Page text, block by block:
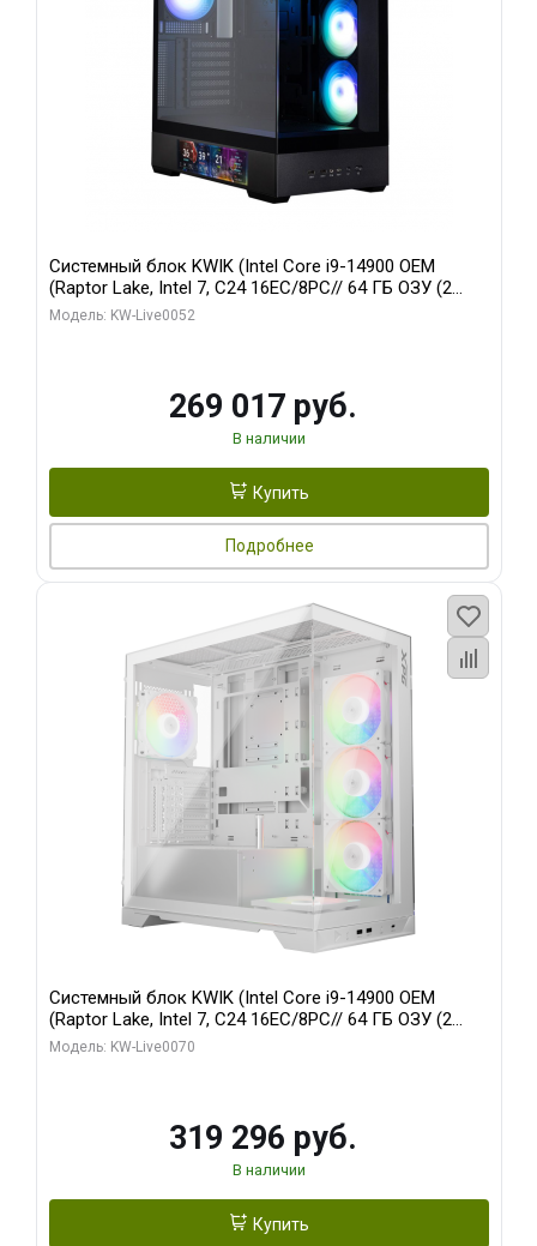
Системный блок KWIK (Intel Core i9-14900 OEM
(Raptor Lake, Intel 7, C24 16EC/8PC// 64 ГБ ОЗУ (2
модуля)/ Palit RTX5080 GAMINGPRO OC 16GB GDDR7
Модель: KW-Live0052
269 017 руб.
В наличии
Купить
Подробнее
Системный блок KWIK (Intel Core i9-14900 OEM
(Raptor Lake, Intel 7, C24 16EC/8PC// 64 ГБ ОЗУ (2
модуля)/ Gigabyte RTX5080 XTREME WATERFORCE
Модель: KW-Live0070
319 296 руб.
В наличии
Купить